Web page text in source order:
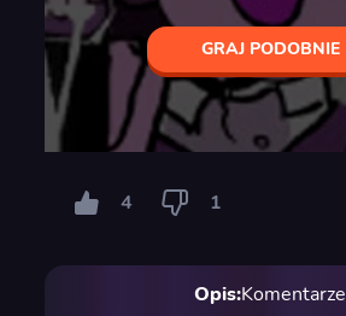
GRAJ PODOBNIE
4 1
Opis:Komentarze